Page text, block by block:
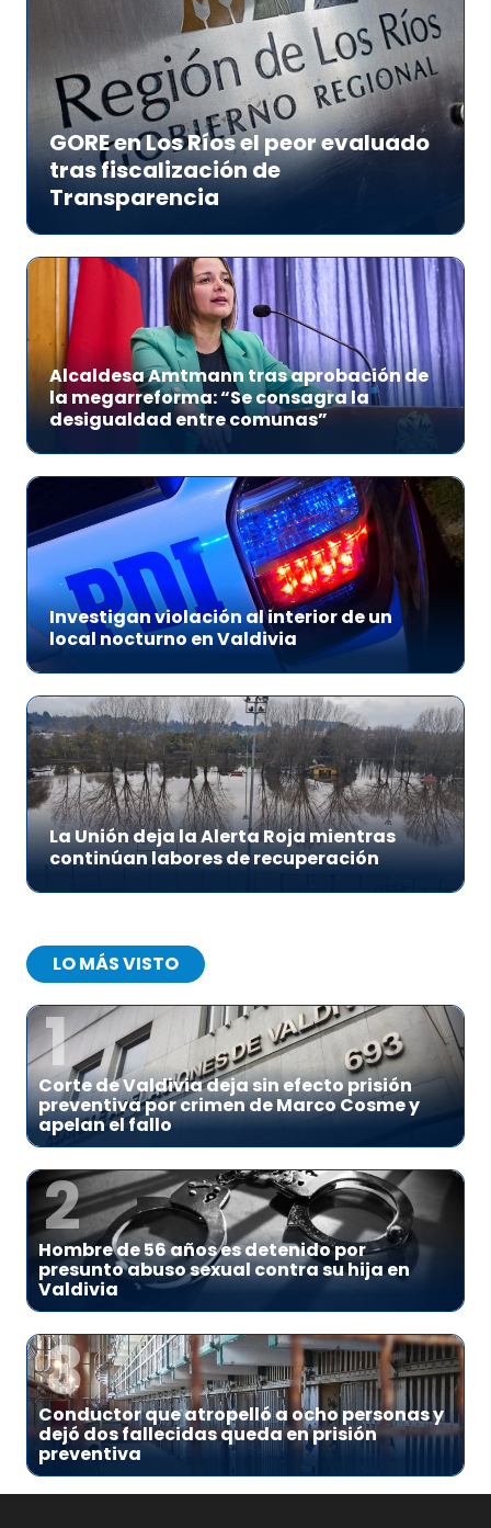
GORE en Los Ríos el peor evaluado
tras fiscalización de
Transparencia
Alcaldesa Amtmann tras aprobación de
la megarreforma: “Se consagra la
desigualdad entre comunas”
Investigan violación al interior de un
local nocturno en Valdivia
La Unión deja la Alerta Roja mientras
continúan labores de recuperación
LO MÁS VISTO
1
Corte de Valdivia deja sin efecto prisión
preventiva por crimen de Marco Cosme y
apelan el fallo
2
Hombre de 56 años es detenido por
presunto abuso sexual contra su hija en
Valdivia
3
Conductor que atropelló a ocho personas y
dejó dos fallecidas queda en prisión
preventiva